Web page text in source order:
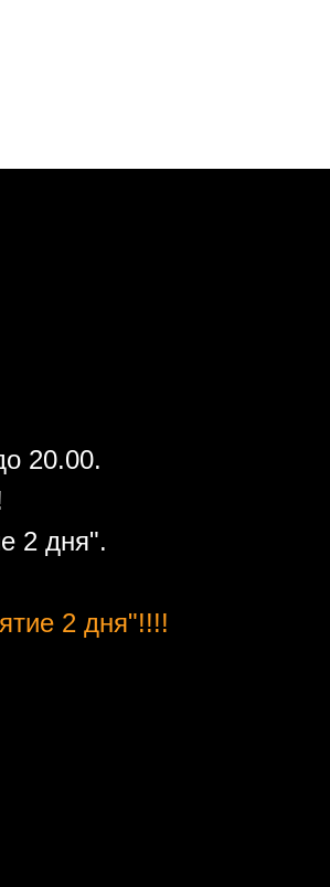
20.00.
2 дня".
2 дня"!!!!